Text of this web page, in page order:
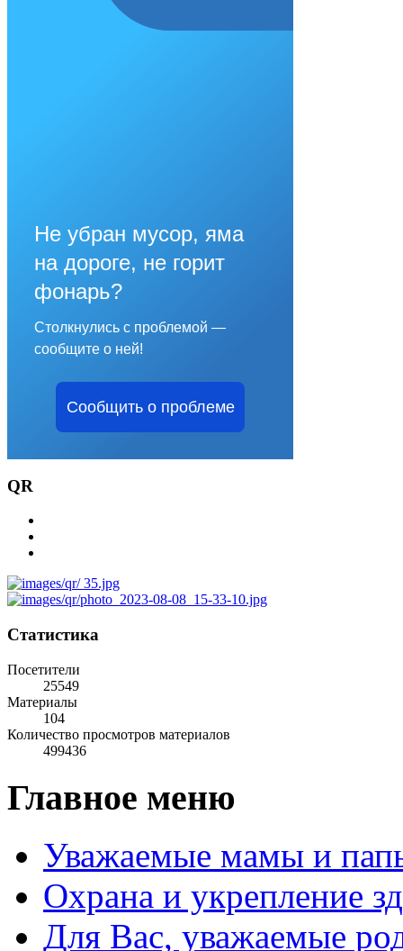
Не убран мусор, яма
на дороге, не горит
фонарь?
Столкнулись с проблемой —
сообщите о ней!
Сообщить о проблеме
QR
Статистика
Посетители
25549
Материалы
104
Количество просмотров материалов
499436
Главное меню
Уважаемые мамы и
Охрана и укрепление
Для Вас, уважаемые